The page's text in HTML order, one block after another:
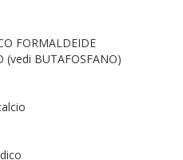
FORMALDEIDE
(vedi BUTAFOSFANO)